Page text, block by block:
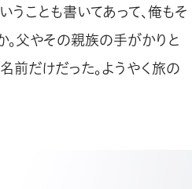
うことも書いてあって、俺もそ
。父やその親族の手がかりと
前だけだった。ようやく旅の